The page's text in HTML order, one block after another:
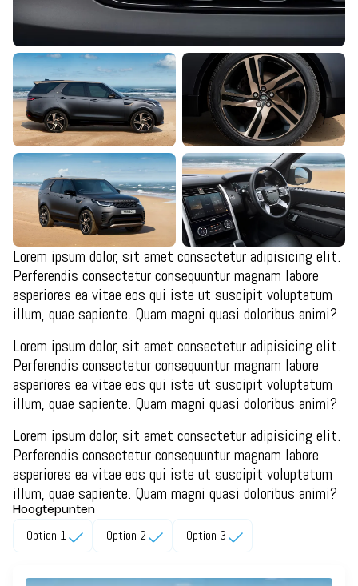
Lorem ipsum dolor, sit amet consectetur adipisicing elit.
Perferendis consectetur consequuntur magnam labore
asperiores ea vitae eos qui iste ut suscipit voluptatum
illum, quae sapiente. Quam magni quasi doloribus animi?
Lorem ipsum dolor, sit amet consectetur adipisicing elit.
Perferendis consectetur consequuntur magnam labore
asperiores ea vitae eos qui iste ut suscipit voluptatum
illum, quae sapiente. Quam magni quasi doloribus animi?
Lorem ipsum dolor, sit amet consectetur adipisicing elit.
Perferendis consectetur consequuntur magnam labore
asperiores ea vitae eos qui iste ut suscipit voluptatum
illum, quae sapiente. Quam magni quasi doloribus animi?
Hoogtepunten
Option 1 Option 2 Option 3